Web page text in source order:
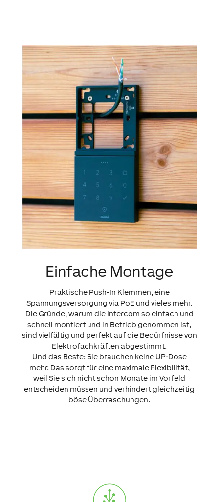
Einfache Montage
Praktische Push-In Klemmen, eine
Spannungsversorgung via PoE und vieles mehr.
Die Gründe, warum die Intercom so einfach und
schnell montiert und in Betrieb genommen ist,
sind vielfältig und perfekt auf die Bedürfnisse von
Elektrofachkräften abgestimmt.
Und das Beste: Sie brauchen keine UP-Dose
mehr. Das sorgt für eine maximale Flexibilität,
weil Sie sich nicht schon Monate im Vorfeld
entscheiden müssen und verhindert gleichzeitig
böse Überraschungen.